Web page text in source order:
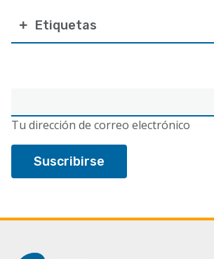
electrónico
Tu dirección de correo electrónico
Etiquetas